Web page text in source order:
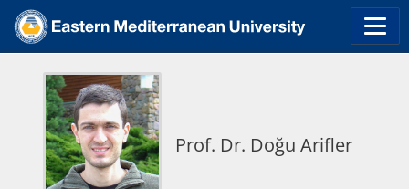
Prof. Dr. Doğu Arifler